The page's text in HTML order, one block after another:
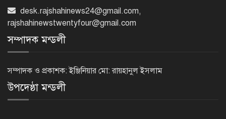
এগিয়ে মেয়েরা
desk.rajshahinews24@gmail.com,
rajshahinewstwentyfour@gmail.com
সম্পাদক মন্ডলী
সম্পাদক ও প্রকাশক: ইঞ্জিনিয়ার মো: রায়হানুল ইসলাম
উপদেষ্ঠা মন্ডলী